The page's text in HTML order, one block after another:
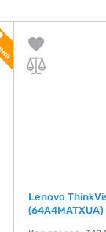
Lenovo
(64A4MATXUA)